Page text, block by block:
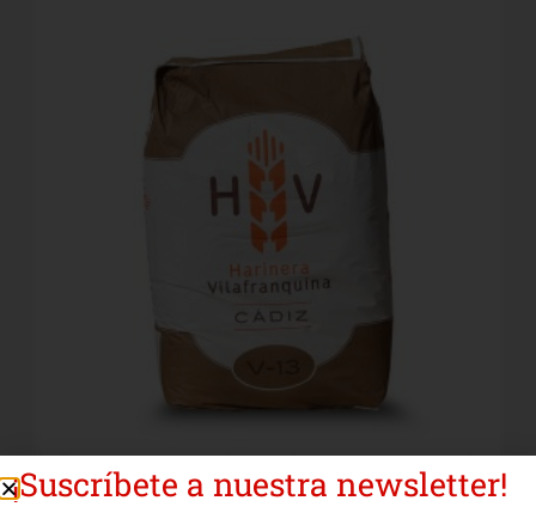
¡Suscríbete a nuestra newsletter!